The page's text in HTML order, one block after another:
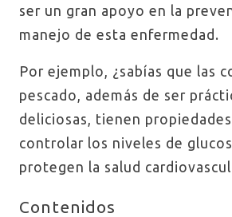
ser un gran apoyo en la
manejo de esta enfermedad.
Por ejemplo, ¿sabías que las
pescado, además de ser
deliciosas, tienen
controlar los niveles de
protegen la salud
Contenidos